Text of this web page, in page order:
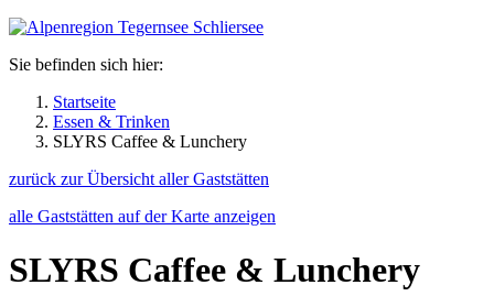
Sie befinden sich hier:
Startseite
Essen & Trinken
SLYRS Caffee & Lunchery
zurück zur Übersicht aller Gaststätten
alle Gaststätten auf der Karte anzeigen
SLYRS Caffee & Lunchery